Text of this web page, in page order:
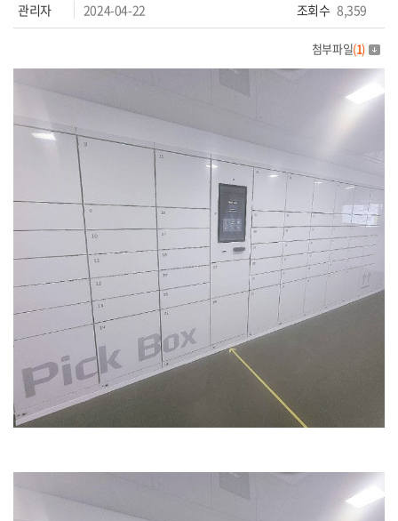
관리자 2024-04-22 조회수 8,359
첨부파일(1)